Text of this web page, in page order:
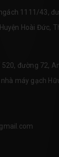
1111/43,
Hoài Đức,
đường 72,
máy gạch